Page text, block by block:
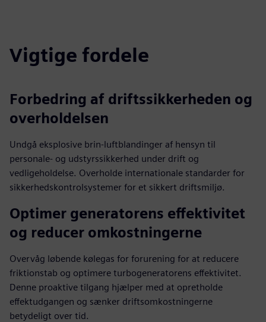
Vigtige fordele
Forbedring af driftssikkerheden og
overholdelsen
Undgå eksplosive brin-luftblandinger af hensyn til
personale- og udstyrssikkerhed under drift og
vedligeholdelse. Overholde internationale standarder for
sikkerhedskontrolsystemer for et sikkert driftsmiljø.
Optimer generatorens effektivitet
og reducer omkostningerne
Overvåg løbende kølegas for forurening for at reducere
friktionstab og optimere turbogeneratorens effektivitet.
Denne proaktive tilgang hjælper med at opretholde
effektudgangen og sænker driftsomkostningerne
betydeligt over tid.